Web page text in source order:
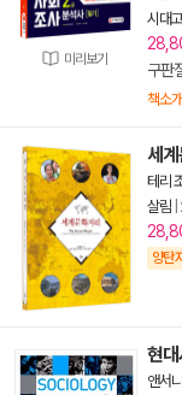
미리보기
시대
구판
책소
세계
테리
살림
양탄
현
앤서